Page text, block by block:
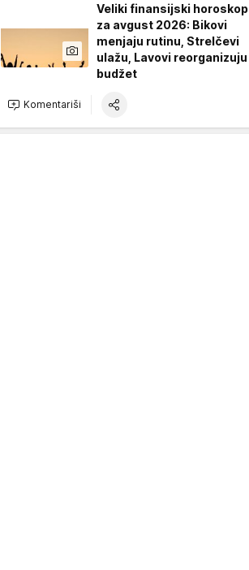
Veliki finansijski horoskop
za avgust 2026: Bikovi
menjaju rutinu, Strelčevi
ulažu, Lavovi reorganizuju
budžet
Komentariši